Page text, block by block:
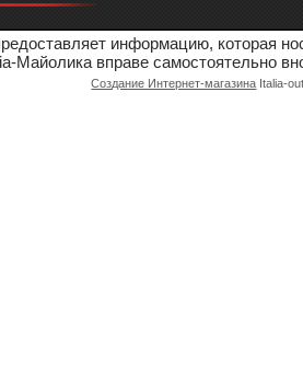
информацию, которая
Майолика вправе самостоятельно
Создание Интернет-магазина Italia-